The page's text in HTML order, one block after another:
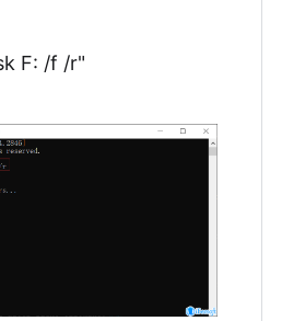
F: /f /r"